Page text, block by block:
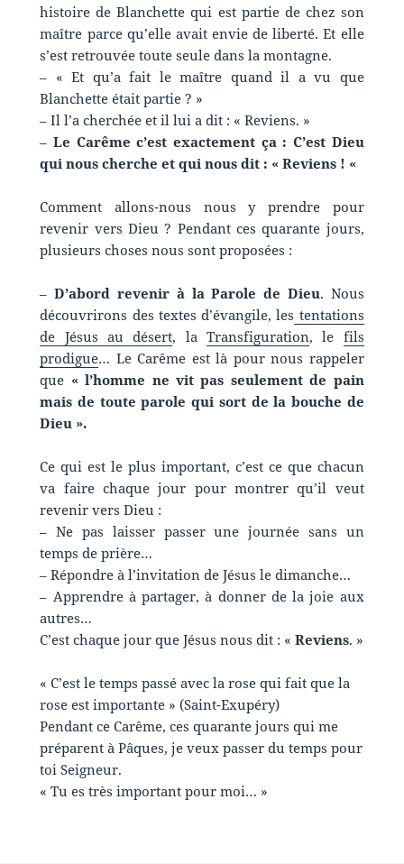
histoire de Blanchette qui est partie de chez son
maître parce qu’elle avait envie de liberté. Et elle
s’est retrouvée toute seule dans la montagne.
– « Et qu’a fait le maître quand il a vu que
Blanchette était partie ? »
– Il l’a cherchée et il lui a dit : « Reviens. »
–Le Carême c’est exactement ça : C’est Dieu
qui nous cherche et qui nous dit : « Reviens ! «
Comment allons-nous nous y prendre pour
revenir vers Dieu ? Pendant ces quarante jours,
plusieurs choses nous sont proposées :
– D’abord revenir à la Parole de Dieu. Nous
découvrirons des textes d’évangile, les tentations
de Jésus au désert, la Transfiguration, le fils
prodigue… Le Carême est là pour nous rappeler
que « l’homme ne vit pas seulement de pain
mais de toute parole qui sort de la bouche de
Dieu ».
Ce qui est le plus important, c’est ce que chacun
va faire chaque jour pour montrer qu’il veut
revenir vers Dieu :
– Ne pas laisser passer une journée sans un
temps de prière…
– Répondre à l’invitation de Jésus le dimanche…
– Apprendre à partager, à donner de la joie aux
autres…
C’est chaque jour que Jésus nous dit : «Reviens. »
« C’est le temps passé avec la rose qui fait que la
rose est importante » (Saint-Exupéry)
Pendant ce Carême, ces quarante jours qui me
préparent à Pâques, je veux passer du temps pour
toi Seigneur.
« Tu es très important pour moi… »